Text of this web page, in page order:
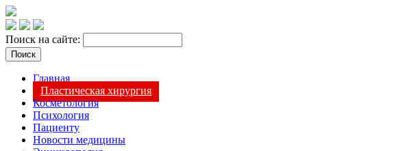
Поиск на сайте:
Главная
Пластическая хирургия
Косметология
Психология
Пациенту
Новости медицины